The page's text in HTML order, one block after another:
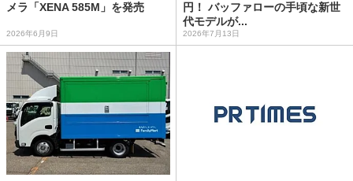
メラ「XENA 585M」を発売
2026年6月9日
円！ バッファローの手頃な新世
代モデルが...
2026年7月13日